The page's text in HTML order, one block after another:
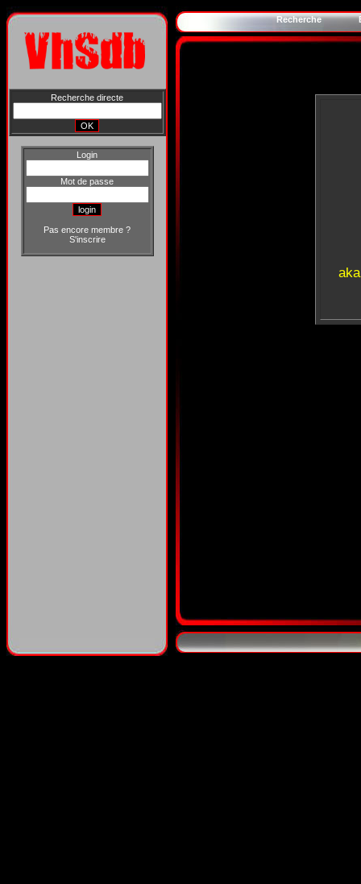
Recherche directe
Login
Mot de passe
Pas encore membre ?
S'inscrire
Recherche